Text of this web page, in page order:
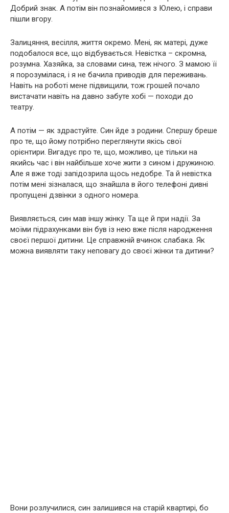
Добрий знак. А потім він познайомився з Юлею, і справи
пішли вгору.
Залицяння, весілля, життя окремо. Мені, як матері, дуже
подобалося все, що відбувається. Невістка – скромна,
розумна. Хазяйка, за словами сина, теж нічого. З мамою її
я порозумілася, і я не бачила приводів для переживань.
Навіть на роботі мене підвищили, тож грошей почало
вистачати навіть на давно забуте хобі — походи до
театру.
А потім — як здрастуйте. Син йде з родини. Спершу бреше
про те, що йому потрібно переглянути якісь свої
орієнтири. Вигадує про те, що, можливо, це тільки на
якийсь час і він найбільше хоче жити з сином і дружиною.
Але я вже тоді запідозрила щось недобре. Та й невістка
потім мені зізналася, що знайшла в його телефоні дивні
пропущені дзвінки з одного номера.
Виявляється, син мав іншу жінку. Та ще й при надії. За
моїми підрахунками він був із нею вже після народження
своєї першої дитини. Це справжній вчинок слабака. Як
можна виявляти таку неповагу до своєї жінки та дитини?
Вони розлучилися, син залишився на старій квартирі, бо